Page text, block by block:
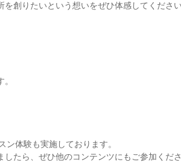
創りたいという想いをぜひ体感してくださ
体験も実施しております。
たら、ぜひ他のコンテンツにもご参加くださ